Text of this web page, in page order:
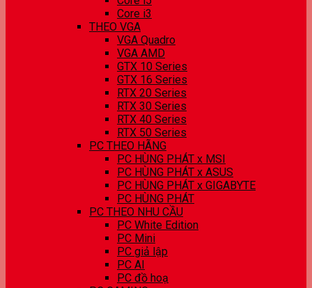
Core i3
THEO VGA
VGA Quadro
VGA AMD
GTX 10 Series
GTX 16 Series
RTX 20 Series
RTX 30 Series
RTX 40 Series
RTX 50 Series
PC THEO HÃNG
PC HÙNG PHÁT x MSI
PC HÙNG PHÁT x ASUS
PC HÙNG PHÁT x GIGABYTE
PC HÙNG PHÁT
PC THEO NHU CẦU
PC White Edition
PC Mini
PC giả lập
PC AI
PC đồ hoạ